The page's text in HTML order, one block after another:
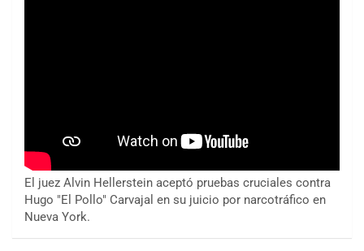
El juez Alvin Hellerstein aceptó pruebas cruciales contra
Hugo "El Pollo" Carvajal en su juicio por narcotráfico en
Nueva York.